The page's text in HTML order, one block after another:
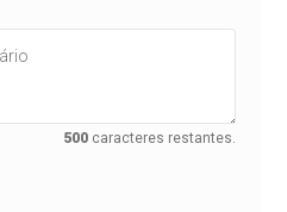
500 caracteres restantes.